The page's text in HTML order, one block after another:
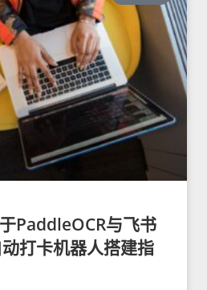
PaddleOCR与飞书
打卡机器人搭建指